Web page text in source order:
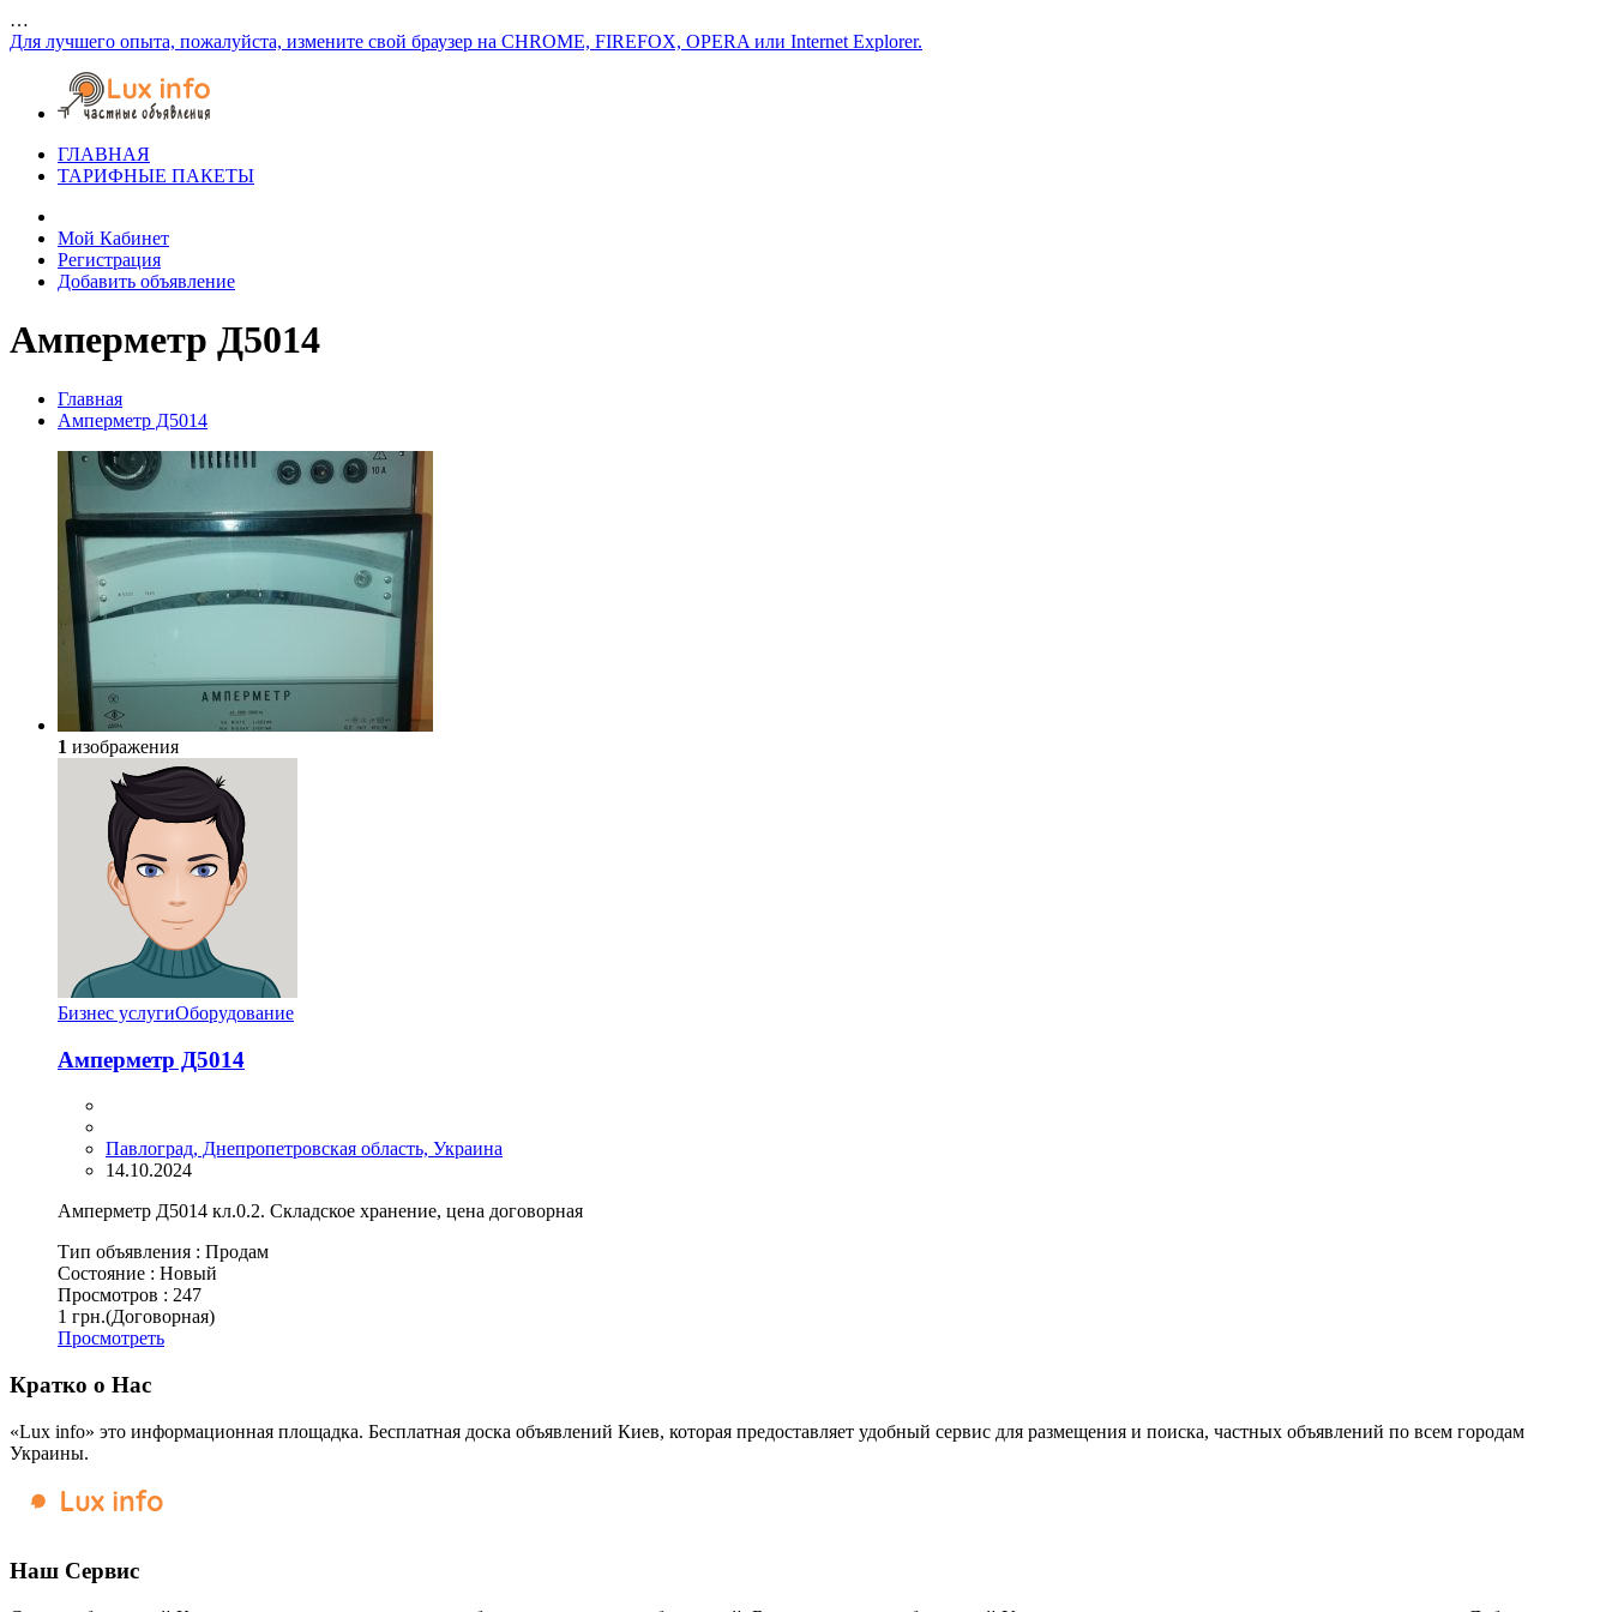
…
Для лучшего опыта, пожалуйста, измените свой браузер на CHROME, FIREFOX, OPERA или Internet Explorer.
ГЛАВНАЯ
ТАРИФНЫЕ ПАКЕТЫ
Мой Кабинет
Регистрация
Добавить объявление
Амперметр Д5014
Главная
Амперметр Д5014
1 изображения
Бизнес услугиОборудование
Амперметр Д5014
Павлоград, Днепропетровская область, Украина
14.10.2024
Амперметр Д5014 кл.0.2. Складское хранение, цена договорная
Тип объявления : Продам
Состояние : Новый
Просмотров : 247
1 грн.(Договорная)
Просмотреть
Кратко о Нас
«Lux info» это информационная площадка. Бесплатная доска объявлений Киев, которая предоставляет удобный сервис для размещения и поиска, частных объявлений по всем городам
Украины.
Наш Сервис